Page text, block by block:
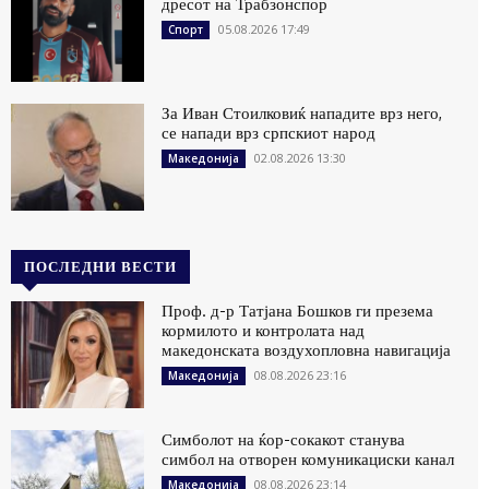
дресот на Трабзонспор
Спорт 05.08.2026 17:49
За Иван Стоилковиќ нападите врз него,
се напади врз српскиот народ
Македонија 02.08.2026 13:30
ПОСЛЕДНИ ВЕСТИ
Проф. д-р Татјана Бошков ги презема
кормилото и контролата над
македонската воздухопловна навигација
Македонија 08.08.2026 23:16
Симболот на ќор-сокакот станува
симбол на отворен комуникациски канал
Македонија 08.08.2026 23:14